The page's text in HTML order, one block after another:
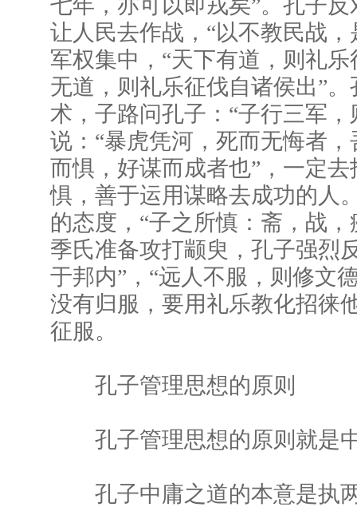
七年，亦可以即戎矣”。孔子
让人民去作战，“以不教民战
军权集中，“天下有道，则礼
无道，则礼乐征伐自诸侯出”
术，子路问孔子：“子行三军，
说：“暴虎凭河，死而无悔者
而惧，好谋而成者也”，一定
惧，善于运用谋略去成功的人
的态度，“子之所慎：斋，战
季氏准备攻打颛臾，孔子强烈
于邦内”，“远人不服，则修文
没有归服，要用礼乐教化招徕
征服。
孔子管理思想的原则
孔子管理思想的原则就是
孔子中庸之道的本意是执